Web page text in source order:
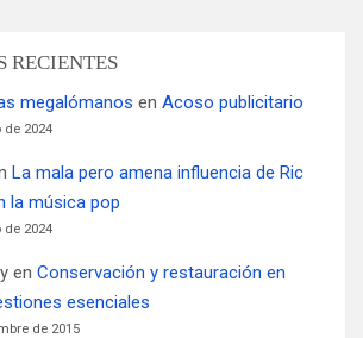
RECIENTES
megalómanos en Acoso publicitario
de 2024
La mala pero amena influencia de Ric
la música pop
de 2024
en Conservación y restauración en
esenciales
de 2015